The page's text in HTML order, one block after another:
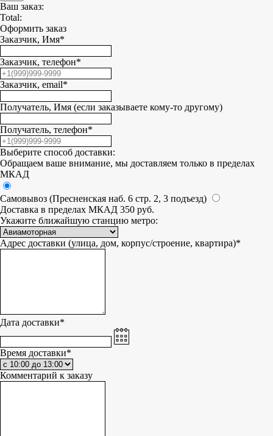
Ваш заказ:
Total:
Оформить заказ
Заказчик, Имя*
Заказчик, телефон*
Заказчик, email*
Получатель, Имя (если заказываете кому-то другому)
Получатель, телефон*
Выберите способ доставки:
Обращаем ваше внимание, мы доставляем только в пределах
МКАД
Самовывоз (Пресненская наб. 6 стр. 2, 3 подъезд)
Доставка в пределах МКАД 350 руб.
Укажите ближайшую станцию метро:
Адрес доставки (улица, дом, корпус/строение, квартира)*
Дата доставки*
Время доставки*
Комментарий к заказу